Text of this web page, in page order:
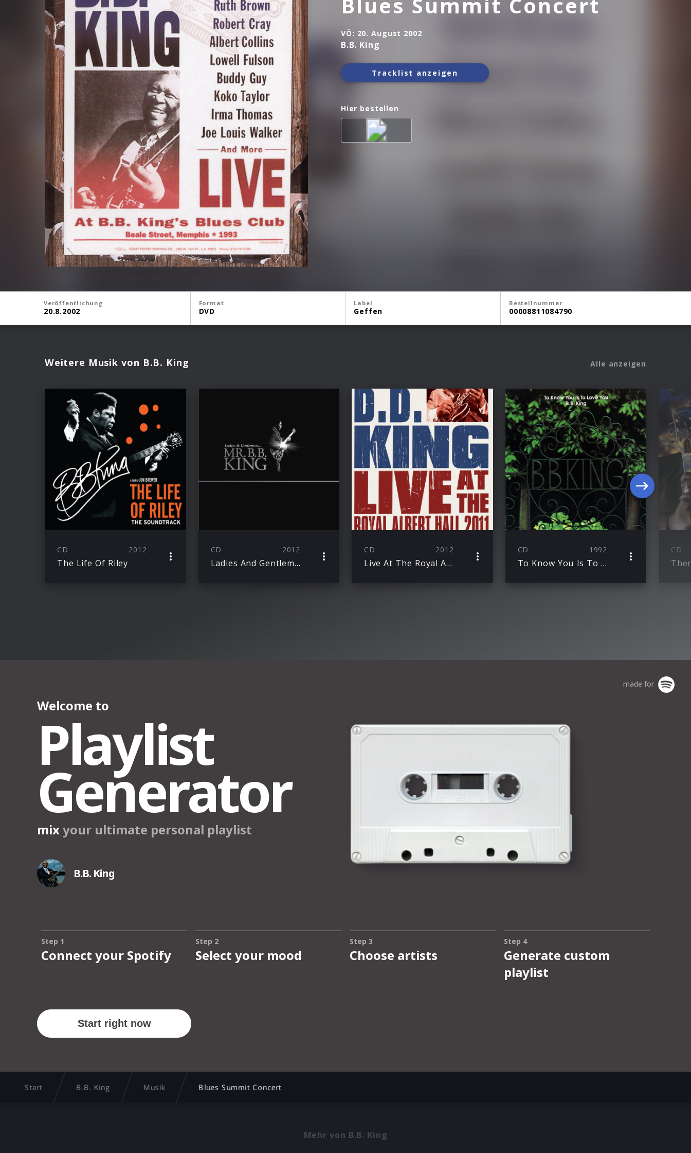
VÖ: 20. August 2002
B.B. King
Tracklist anzeigen
Hier bestellen
Veröffentlichung
20.8.2002
Format
DVD
Label
Geffen
Bestellnummer
00008811084790
Weitere Musik von B.B. King Alle anzeigen
CD 2012
The Life Of Riley
CD 2012
Ladies And Gentlemen Mr. B.B. King
CD 2012
Live At The Royal Albert Hall 2011
CD 1992
To Know You Is To Love You
CD
Start B.B. King Musik Blues Summit Concert
Mehr von B.B. King